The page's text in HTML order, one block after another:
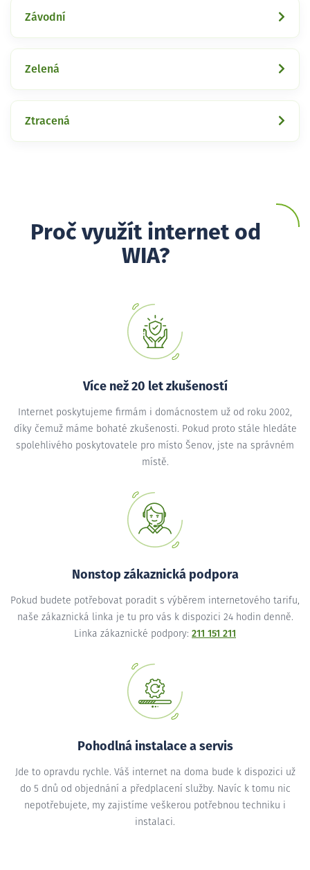
Závodní
Zelená
Ztracená
Proč využít internet od
WIA?
Více než 20 let zkušeností
Internet poskytujeme firmám i domácnostem už od roku 2002,
díky čemuž máme bohaté zkušenosti. Pokud proto stále hledáte
spolehlivého poskytovatele pro místo Šenov, jste na správném
místě.
Nonstop zákaznická podpora
Pokud budete potřebovat poradit s výběrem internetového tarifu,
naše zákaznická linka je tu pro vás k dispozici 24 hodin denně.
Linka zákaznické podpory: 211 151 211
Pohodlná instalace a servis
Jde to opravdu rychle. Váš internet na doma bude k dispozici už
do 5 dnů od objednání a předplacení služby. Navíc k tomu nic
nepotřebujete, my zajistíme veškerou potřebnou techniku i
instalaci.